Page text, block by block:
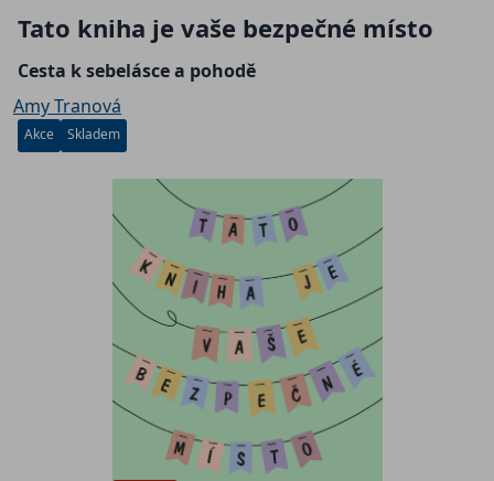
Tato kniha je vaše bezpečné místo
Cesta k sebelásce a pohodě
Amy Tranová
Akce Skladem